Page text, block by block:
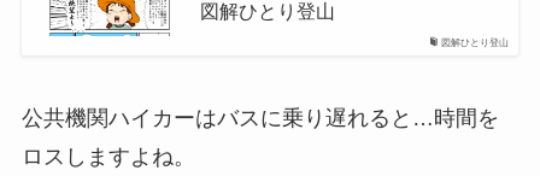
図解ひとり登山
図解ひとり登山
公共機関ハイカーはバスに乗り遅れると…時間を
ロスしますよね。